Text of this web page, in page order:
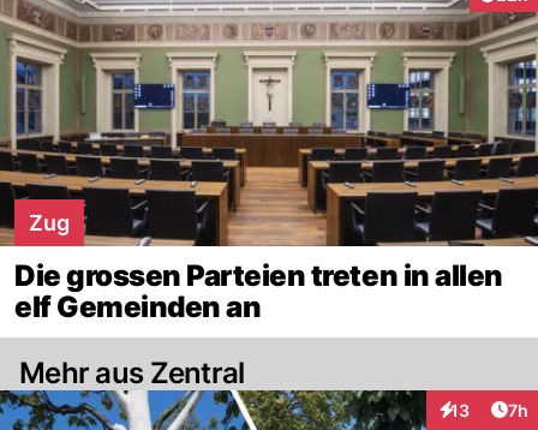
Zug
Die grossen Parteien treten in allen
elf Gemeinden an
Mehr aus Zentral
13 7h